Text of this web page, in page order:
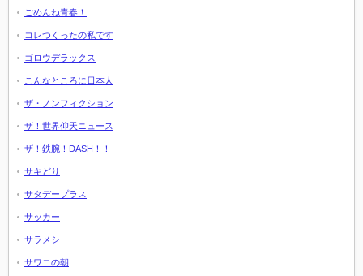
ごめんね青春！
コレつくったの私です
ゴロウデラックス
こんなところに日本人
ザ・ノンフィクション
ザ！世界仰天ニュース
ザ！鉄腕！DASH！！
サキどり
サタデープラス
サッカー
サラメシ
サワコの朝